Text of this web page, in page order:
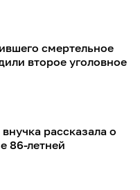
смертельное
второе уголовное
рассказала о
86-летней